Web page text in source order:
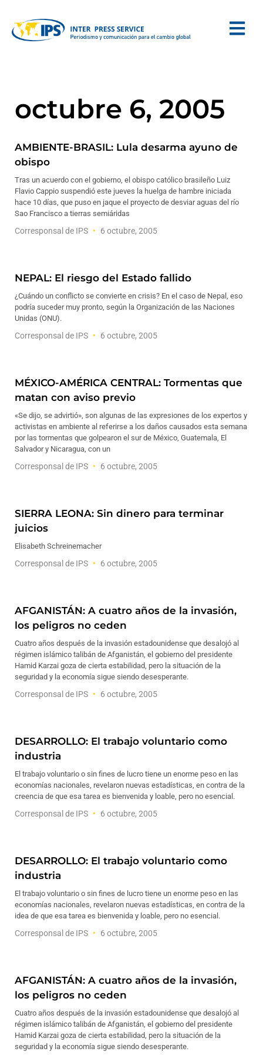
octubre 6, 2005
AMBIENTE-BRASIL: Lula desarma ayuno de
obispo
Tras un acuerdo con el gobierno, el obispo católico brasileño Luiz
Flavio Cappio suspendió este jueves la huelga de hambre iniciada
hace 10 días, que puso en jaque el proyecto de desviar aguas del río
Sao Francisco a tierras semiáridas
Corresponsal de IPS 6 octubre, 2005
NEPAL: El riesgo del Estado fallido
¿Cuándo un conflicto se convierte en crisis? En el caso de Nepal, eso
podría suceder muy pronto, según la Organización de las Naciones
Unidas (ONU).
Corresponsal de IPS 6 octubre, 2005
MÉXICO-AMÉRICA CENTRAL: Tormentas que
matan con aviso previo
«Se dijo, se advirtió», son algunas de las expresiones de los expertos y
activistas en ambiente al referirse a los daños causados esta semana
por las tormentas que golpearon el sur de México, Guatemala, El
Salvador y Nicaragua, con un
Corresponsal de IPS 6 octubre, 2005
SIERRA LEONA: Sin dinero para terminar
juicios
Elisabeth Schreinemacher
Corresponsal de IPS 6 octubre, 2005
AFGANISTÁN: A cuatro años de la invasión,
los peligros no ceden
Cuatro años después de la invasión estadounidense que desalojó al
régimen islámico talibán de Afganistán, el gobierno del presidente
Hamid Karzai goza de cierta estabilidad, pero la situación de la
seguridad y la economía sigue siendo desesperante.
Corresponsal de IPS 6 octubre, 2005
DESARROLLO: El trabajo voluntario como
industria
El trabajo voluntario o sin fines de lucro tiene un enorme peso en las
economías nacionales, revelaron nuevas estadísticas, en contra de la
creencia de que esa tarea es bienvenida y loable, pero no esencial.
Corresponsal de IPS 6 octubre, 2005
DESARROLLO: El trabajo voluntario como
industria
El trabajo voluntario o sin fines de lucro tiene un enorme peso en las
economías nacionales, revelaron nuevas estadísticas, en contra de la
idea de que esa tarea es bienvenida y loable, pero no esencial.
Corresponsal de IPS 6 octubre, 2005
AFGANISTÁN: A cuatro años de la invasión,
los peligros no ceden
Cuatro años después de la invasión estadounidense que desalojó al
régimen islámico talibán de Afganistán, el gobierno del presidente
Hamid Karzai goza de cierta estabilidad, pero la situación de la
seguridad y la economía sigue siendo desesperante.